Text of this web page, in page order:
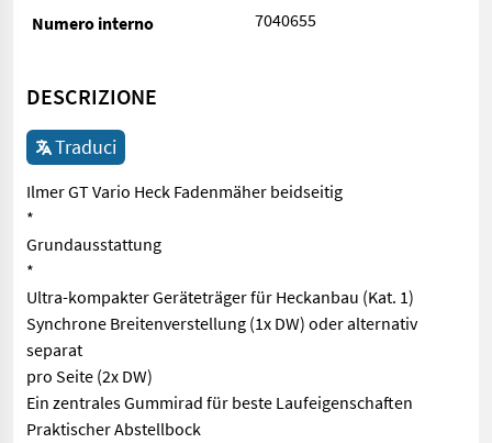
Numero interno 7040655
DESCRIZIONE
Traduci
Ilmer GT Vario Heck Fadenmäher beidseitig
*
Grundausstattung
*
Ultra-kompakter Geräteträger für Heckanbau (Kat. 1)
Synchrone Breitenverstellung (1x DW) oder alternativ
separat
pro Seite (2x DW)
Ein zentrales Gummirad für beste Laufeigenschaften
Praktischer Abstellbock